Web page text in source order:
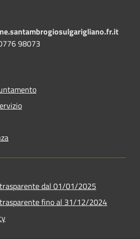
98073
dal 01/01/2025
fino al 31/12/2024